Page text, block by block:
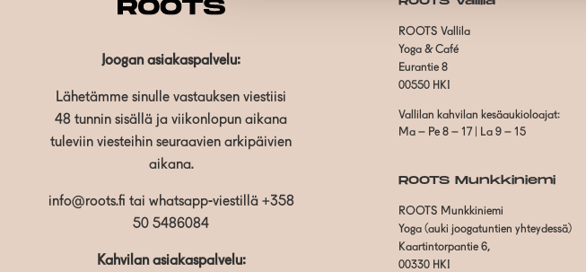
Joogan asiakaspalvelu:
Lähetämme sinulle vastauksen viestiisi
48 tunnin sisällä ja viikonlopun aikana
tuleviin viesteihin seuraavien arkipäivien
aikana.
info@roots.fi tai whatsapp-viestillä +358
50 5486084
Kahvilan asiakaspalvelu:
ROOTS Vallila
Yoga & Café
Eurantie 8
00550 HKI
Vallilan kahvilan kesäaukioloajat:
Ma – Pe 8 – 17 | La 9 – 15
ROOTS Munkkiniemi
ROOTS Munkkiniemi
Yoga (auki joogatuntien yhteydessä)
Kaartintorpantie 6,
00330 HKI